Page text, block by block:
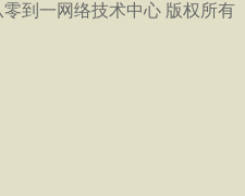
到一网络技术中心 版权所有